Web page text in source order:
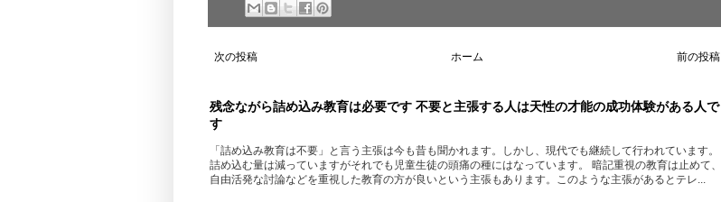
次の投稿 前の投稿
ホーム
残念ながら詰め込み教育は必要です 不要と主張する人は天性の才能の成功体験がある人で
す
「詰め込み教育は不要」と言う主張は今も昔も聞かれます。しかし、現代でも継続して行われています。
詰め込む量は減っていますがそれでも児童生徒の頭痛の種にはなっています。 暗記重視の教育は止めて、
自由活発な討論などを重視した教育の方が良いという主張もあります。このような主張があるとテレ...